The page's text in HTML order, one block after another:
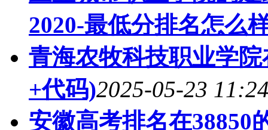
2020-最低分排名怎么
青海农牧科技职业学
+代码)2025-05-23
安徽高考排名在38850